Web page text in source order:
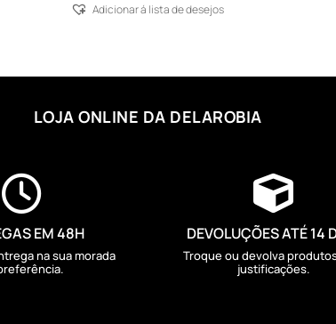
Adicionar á lista de desejos
LOJA ONLINE DA DELAROBIA

EM 48H
na sua morada

DEVOLUÇÕES ATÉ 14
Troque ou devolva
justificações.